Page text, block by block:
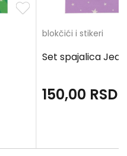
blokčići i stikeri
Set spajalica
150,00 RSD